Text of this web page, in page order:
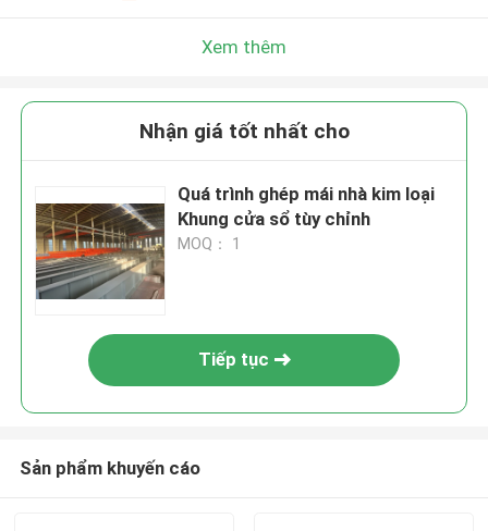
Xem thêm
Nhận giá tốt nhất cho
Quá trình ghép mái nhà kim loại
Khung cửa sổ tùy chỉnh
MOQ： 1
Tiếp tục
Sản phẩm khuyến cáo